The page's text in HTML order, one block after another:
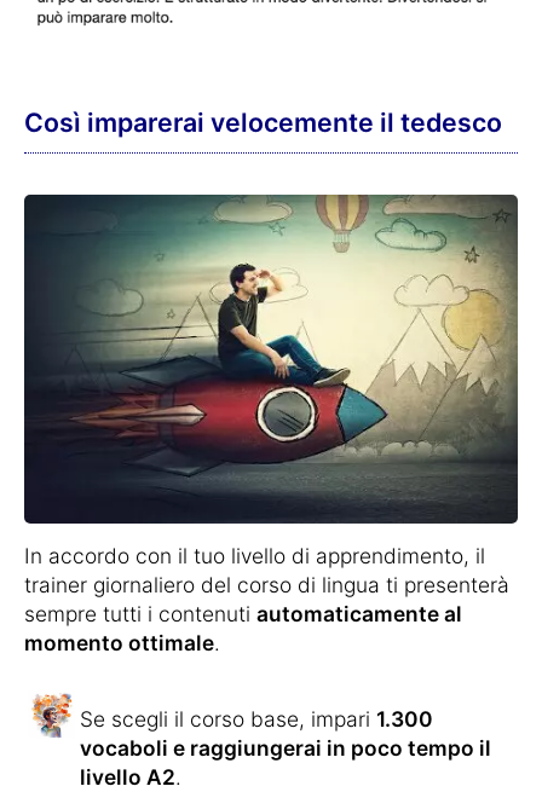
Così imparerai velocemente il tedesco
In accordo con il tuo livello di apprendimento, il
trainer giornaliero del corso di lingua ti presenterà
sempre tutti i contenuti automaticamente al
momento ottimale.
Se scegli il corso base, impari 1.300
vocaboli e raggiungerai in poco tempo il
livello A2.